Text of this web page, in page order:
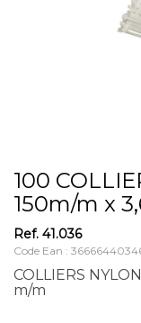
100
150m/m x
Ref. 41.036
Code Ean :
COLLIERS
m/m